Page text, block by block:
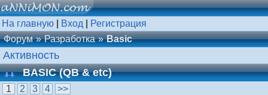
На главную Вход
Регистрация
Форум
Разработка Basic
Активность
BASIC (QB & etc)
1 2 3 4
>>